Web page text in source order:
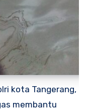
kota Tangerang,
membantu